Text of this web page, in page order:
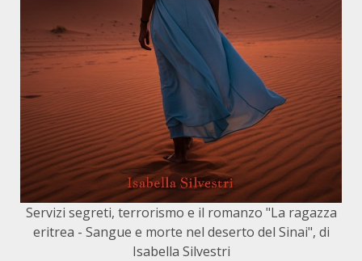
Servizi segreti, terrorismo e il romanzo "La ragazza
eritrea - Sangue e morte nel deserto del Sinai", di
Isabella Silvestri